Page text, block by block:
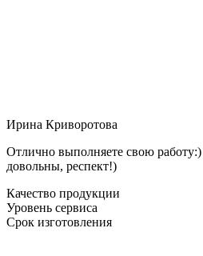
Ирина Криворотова
Отлично выполняете свою работу:)
довольны, респект!)
Качество продукции
Уровень сервиса
Срок изготовления